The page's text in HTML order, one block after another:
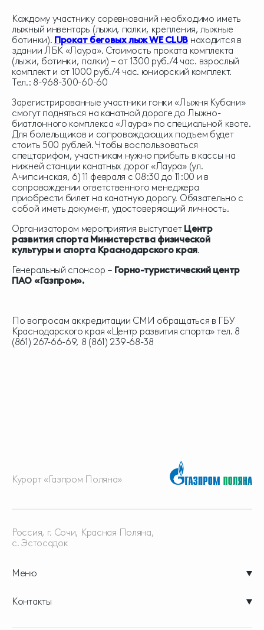
Каждому участнику соревнований необходимо иметь
лыжный инвентарь (лыжи, палки, крепления, лыжные
ботинки). Прокат беговых лыж WE CLUB находится в
здании ЛБК «Лаура». Стоимость проката комплекта
(лыжи, ботинки, палки) – от 1300 руб./4 час. взрослый
комплект и от 1000 руб./4 час. юниорский комплект.
Тел.: 8-968-300-60-60
Зарегистрированные участники гонки «Лыжня Кубани»
смогут подняться на канатной дороге до Лыжно-
биатлонного комплекса «Лаура» по специальной квоте.
Для болельщиков и сопровождающих подъем будет
стоить 500 рублей. Чтобы воспользоваться
спецтарифом, участникам нужно прибыть в кассы на
нижней станции канатных дорог «Лаура» (ул.
Ачипсинская, 6) 11 февраля с 08:30 до 11:00 и в
сопровождении ответственного менеджера
приобрести билет на канатную дорогу. Обязательно с
собой иметь документ, удостоверяющий личность.
Организатором мероприятия выступает Центр
развития спорта Министерства физической
культуры и спорта Краснодарского края.
Генеральный спонсор – Горно-туристический центр
ПАО «Газпром».
По вопросам аккредитации СМИ обращаться в ГБУ
Краснодарского края «Центр развития спорта» тел. 8
(861) 267-66-69, 8 (861) 239-68-38
Курорт «Газпром Поляна»
Меню
Россия, г. Сочи, Красная Поляна,
с. Эстосадок
Контакты